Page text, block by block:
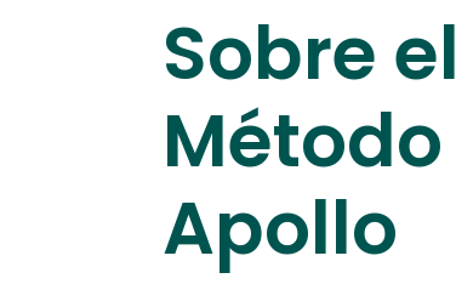
Sobre el
Método
Apollo